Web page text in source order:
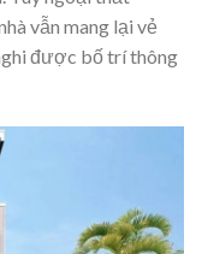
vẫn mang lại vẻ
được bố trí thông